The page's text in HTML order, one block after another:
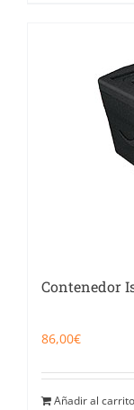
Contenedor
86,00€
Añadir al carrito